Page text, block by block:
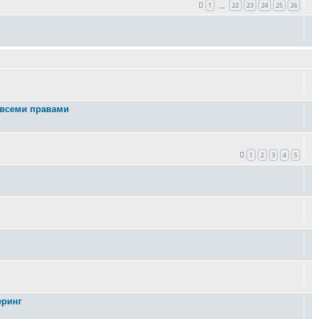
1 22 23 24 25 26
правами
1 2 3 4 5